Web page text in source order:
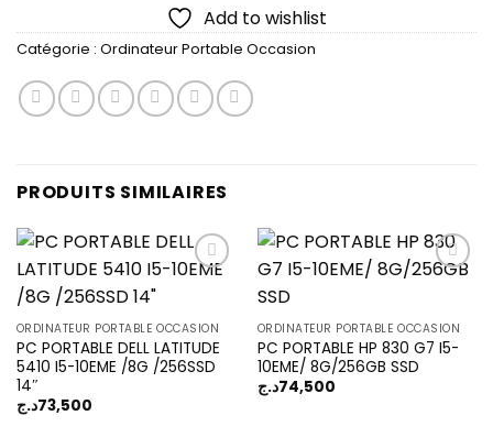
Add to wishlist
Catégorie : Ordinateur Portable Occasion
PRODUITS SIMILAIRES
Add to
wishlist
ORDINATEUR PORTABLE OCCASION
PC PORTABLE DELL LATITUDE
5410 I5-10EME /8G /256SSD
14″
73,500د.ج
Add to
wishlist
ORDINATEUR PORTABLE OCCASION
PC PORTABLE HP 830 G7 I5-
10EME/ 8G/256GB SSD
74,500د.ج